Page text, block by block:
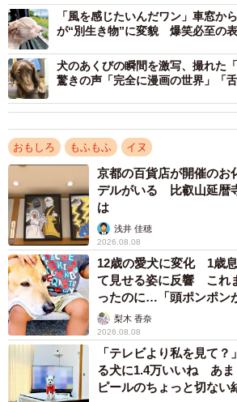
普段はお水があるはずなのに…（提供：コハクヌ
ーーこの時の状況は？
「ご飯の後、周辺が汚れていたので台
に、うっかり水入れをセットするのを
た」
ーー水入れを忘れてしまったことに気
んの様子を見て？
「琥珀を見て気づきました」
「風を感じたいんだワン」車窓か
が“別生き物”に変貌 爆笑必至の
犬のあくびの瞬間を激写、撮れた
驚きの声「完全に漫画の世界」「
おもしろ もふもふ イヌ
京都の百貨店が開催のお
デルがいる 比叡山延暦
は
浅井 佳穂
2026.08.08
12歳の愛犬に変化 1歳
て見せる姿に反響 これ
ったのに…「頭ポンポン
「尊…」
梨木 香奈
2026.08.08
「テレビより私を見て
る犬に1.4万いいね あま
ピールのちょっと切ない